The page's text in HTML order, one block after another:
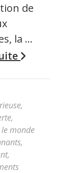
de
la …
,
,
monde
,
,